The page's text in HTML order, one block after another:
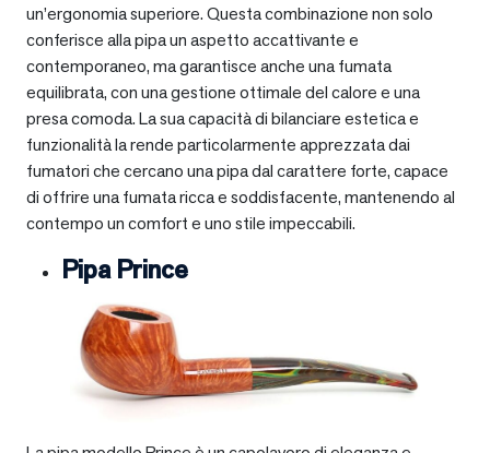
un’ergonomia superiore. Questa combinazione non solo
conferisce alla pipa un aspetto accattivante e
contemporaneo, ma garantisce anche una fumata
equilibrata, con una gestione ottimale del calore e una
presa comoda. La sua capacità di bilanciare estetica e
funzionalità la rende particolarmente apprezzata dai
fumatori che cercano una pipa dal carattere forte, capace
di offrire una fumata ricca e soddisfacente, mantenendo al
contempo un comfort e uno stile impeccabili.
Pipa Prince